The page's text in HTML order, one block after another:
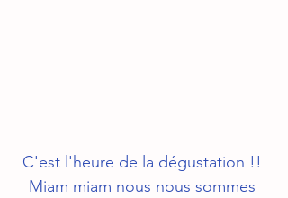
C'est l'heure de la dégustation !!
Miam miam nous nous sommes